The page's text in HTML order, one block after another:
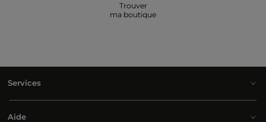
Trouver
ma boutique
Services
Aide